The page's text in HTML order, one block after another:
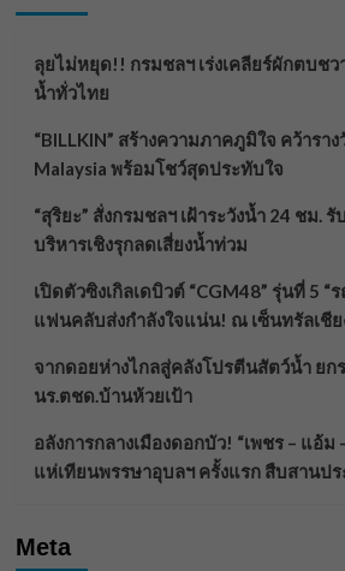
ลุยไม่หยุด!! กรมชลฯ เร่งเคลียร์ผักตบชว
น้ำทั่วไทย
“BILLKIN” สร้างความภาคภูมิใจ คว้ารา
Malaysia พร้อมโชว์สุดประทับใจ
“สุริยะ” สั่งกรมชลฯ เฝ้าระวังน้ำ 24 ชม.
บริหารเชิงรุกลดเสี่ยงน้ำท่วม
เปิดตัวซิงเกิลเดบิวต์ “CGM48” รุ่นที่ 5 “
แฟนคลับส่งกำลังใจแน่น! ณ เซ็นทรัลเชี
จากดอยห่างไกลสู่คลังโปรตีนสัตว์น้ำ ย
นร.ตชด.บ้านห้วยเป้า
อลังการกลางเมืองดอกบัว! “เพชร – แอ้
แห่เทียนพรรษาอุบลฯ ครั้งแรก สืบสานป
Meta